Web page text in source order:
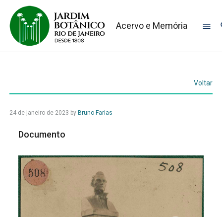
Acervo e Memória
Voltar
24 de janeiro de 2023 by Bruno Farias
Documento